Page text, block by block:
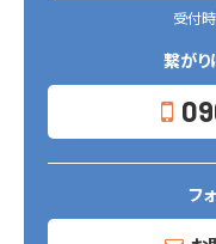
受付
繋が
フ